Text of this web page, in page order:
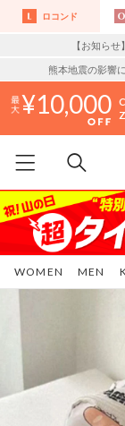
ロコンド
【お知ら
熊本地震の影響
10,000
WOMEN MEN